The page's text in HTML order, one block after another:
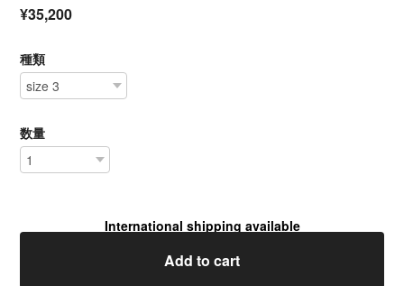
¥35,200
種類
数量
International shipping available
Add to cart